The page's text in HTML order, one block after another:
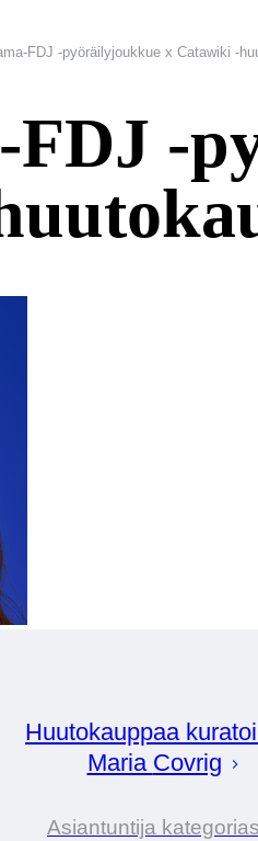
FDJ -pyöräilyjoukkue x Catawiki -
FDJ -
Huutokauppaa kuratoi
Maria Covrig
Asiantuntija